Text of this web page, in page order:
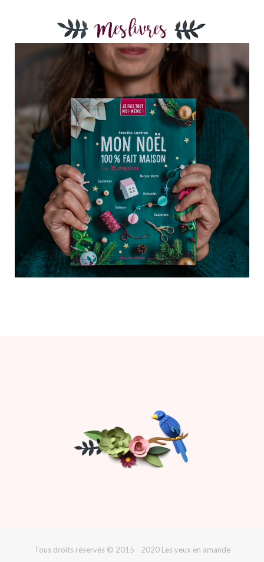
Tous droits réservés © 2015 - 2020 Les yeux en amande